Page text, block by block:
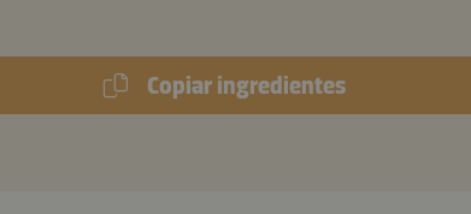
Copiar ingredientes